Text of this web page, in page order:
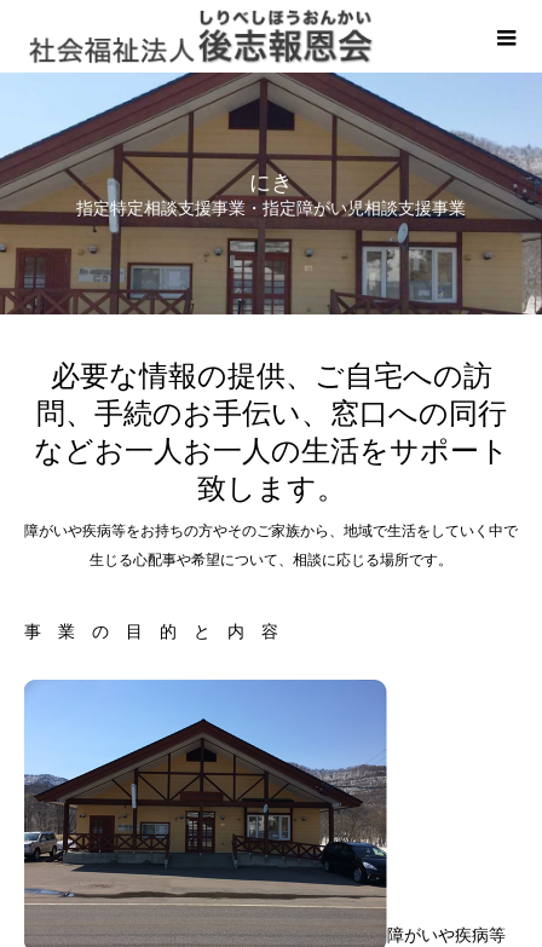
にき
指定特定相談支援事業・指定障がい児相談支援事業
必要な情報の提供、ご自宅への訪
問、手続のお手伝い、窓口への同行
などお一人お一人の生活をサポート
致します。
障がいや疾病等をお持ちの方やそのご家族から、地域で生活をしていく中で
生じる心配事や希望について、相談に応じる場所です。
事 業 の 目 的 と 内 容
障がいや疾病等